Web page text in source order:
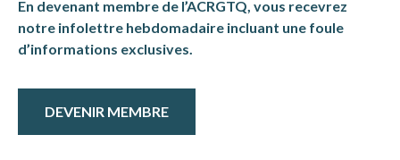
En devenant membre de l’ACRGTQ, vous recevrez
notre infolettre hebdomadaire incluant une foule
d’informations exclusives.
DEVENIR MEMBRE